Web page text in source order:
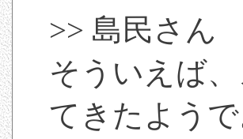
>> 島民さん
そういえば
てきたようで